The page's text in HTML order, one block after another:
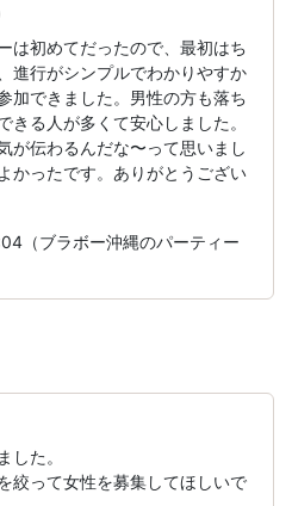
は初めてだったので、最初はち
進行がシンプルでわかりやすか
加できました。男性の方も落ち
きる人が多くて安心しました。
が伝わるんだな〜って思いまし
かったです。ありがとうござい
（ブラボー沖縄のパーティー
した。
絞って女性を募集してほしいで